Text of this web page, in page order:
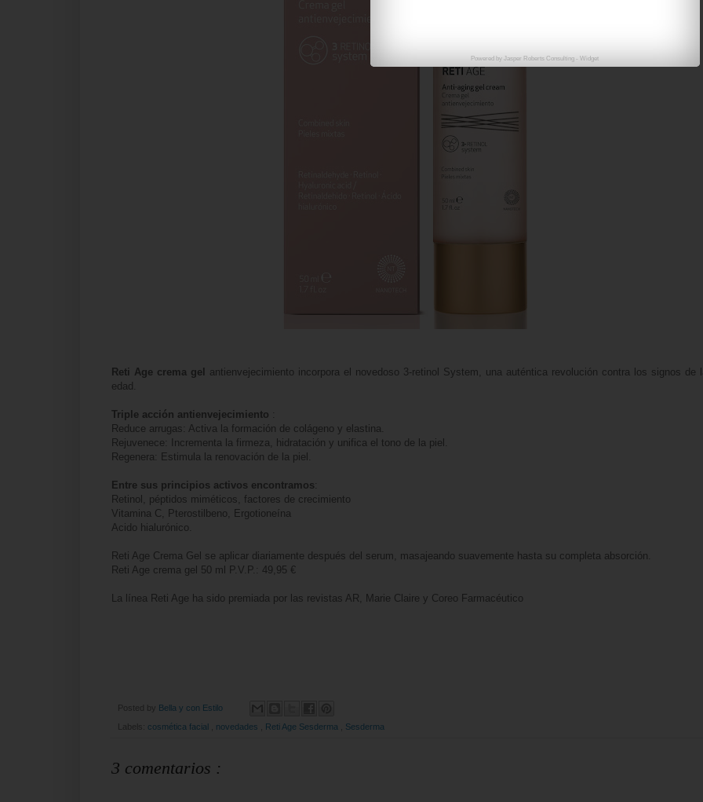
Reti Age crema gel
antienvejecimiento incorpora el novedoso 3-retinol System, una auténtica revolución contra los signos de
edad.
Triple acción antienvejecimiento :
Reduce arrugas: Activa la formación de colágeno y elastina.
Rejuvenece: Incrementa la firmeza, hidratación y unifica el tono de la piel.
Regenera: Estimula la renovación de la piel.
Entre sus principios activos encontramos:
Retinol, péptidos miméticos, factores de crecimiento
Vitamina C, Pterostilbeno, Ergotioneína
Acido hialurónico.
Reti Age Crema Gel se aplicar diariamente después del serum, masajeando suavemente hasta su completa absorción.
Reti Age crema gel 50 ml P.V.P.: 49,95 €
La línea Reti Age ha sido premiada por las revistas AR, Marie Claire y Coreo Farmacéutico
Posted by Bella y con Estilo
Labels: cosmética facial novedades Reti Age Sesderma Sesderma
3 comentarios :
Powered byJasper Roberts Consulting -Widget